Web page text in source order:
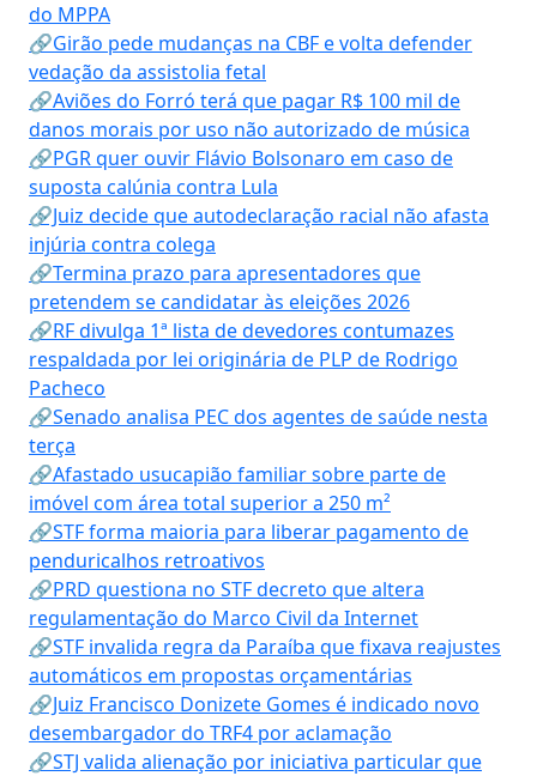
do MPPA
🔗Girão pede mudanças na CBF e volta defender
vedação da assistolia fetal
🔗Aviões do Forró terá que pagar R$ 100 mil de
danos morais por uso não autorizado de música
🔗PGR quer ouvir Flávio Bolsonaro em caso de
suposta calúnia contra Lula
🔗Juiz decide que autodeclaração racial não afasta
injúria contra colega
🔗Termina prazo para apresentadores que
pretendem se candidatar às eleições 2026
🔗RF divulga 1ª lista de devedores contumazes
respaldada por lei originária de PLP de Rodrigo
Pacheco
🔗Senado analisa PEC dos agentes de saúde nesta
terça
🔗Afastado usucapião familiar sobre parte de
imóvel com área total superior a 250 m²
🔗STF forma maioria para liberar pagamento de
penduricalhos retroativos
🔗PRD questiona no STF decreto que altera
regulamentação do Marco Civil da Internet
🔗STF invalida regra da Paraíba que fixava reajustes
automáticos em propostas orçamentárias
🔗Juiz Francisco Donizete Gomes é indicado novo
desembargador do TRF4 por aclamação
🔗STJ valida alienação por iniciativa particular que